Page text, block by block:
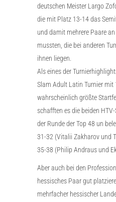
deutschen Meister Largo
die mit Platz 13-14 das
und damit mehrere Paare
mussten, die bei anderen
ihnen liegen.
Als eines der
Slam Adult Latin Turnier mit
wahrscheinlich größte
schafften es die beiden
der Runde der Top 48 un
31-32 (Vitalii Zakharov und
35-38 (Philip Andraus und
Aber auch bei den
hessisches Paar gut
mehrfacher hessischer